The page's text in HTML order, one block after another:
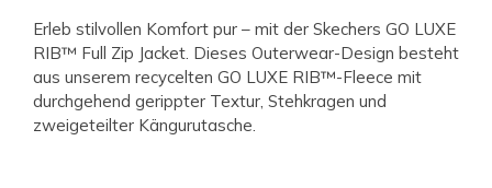
Erleb stilvollen Komfort pur – mit der Skechers GO LUXE
RIB™ Full Zip Jacket. Dieses Outerwear-Design besteht
aus unserem recycelten GO LUXE RIB™-Fleece mit
durchgehend gerippter Textur, Stehkragen und
zweigeteilter Kängurutasche.